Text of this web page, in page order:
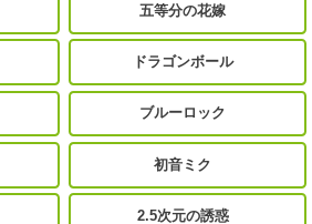
五等分の花嫁
ドラゴンボール
ブルーロック
初音ミク
2.5次元の誘惑